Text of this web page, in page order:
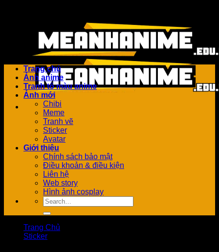
Trang chủ
Ảnh anime
Tranh tô màu anime
Ảnh mới
Chibi
Meme
Tranh vẽ
Sticker
Avatar
Giới thiệu
Chính sách bảo mật
Điều khoản & điều kiện
Liên hệ
Web story
Hình ảnh cosplay
Trang Chủ
Sticker